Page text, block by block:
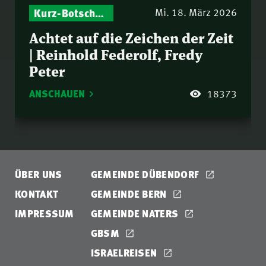
Kurz-Botschaften – Biblische Impulse mit Zukunft im Blick Mi. 18. März 2026
Achtet auf die Zeichen der Zeit
| Reinhold Federolf, Fredy
Peter
ANSCHAUEN 18373
ÜBER UNS
KONTAKT
IMPRESSUM
GEMEINDE DÜBENDORF
GEMEINDE BERN
GEMEINDE NATERS
GBSM
ISRAELREISEN